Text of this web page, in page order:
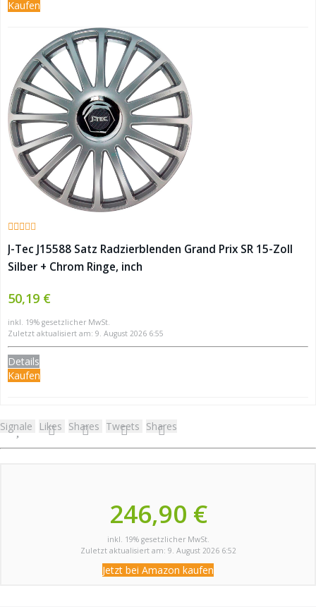
Kaufen
J-Tec J15588 Satz Radzierblenden Grand Prix SR 15-Zoll
Silber + Chrom Ringe, inch
50,19 €
inkl. 19% gesetzlicher MwSt.
Zuletzt aktualisiert am: 9. August 2026 6:55
Details
Kaufen
Signale Likes Shares Tweets Shares
246,90 €
inkl. 19% gesetzlicher MwSt.
Zuletzt aktualisiert am: 9. August 2026 6:52
Jetzt bei Amazon kaufen